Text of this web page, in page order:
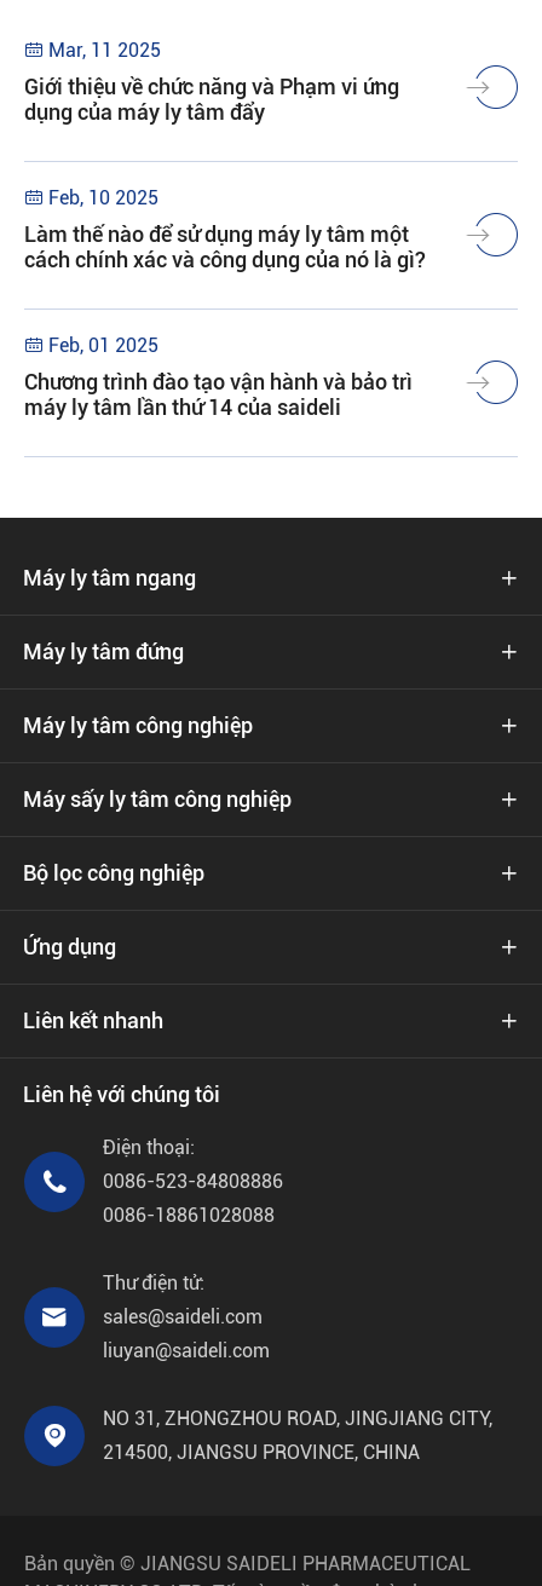
 Mar, 11 2025
Giới thiệu về chức năng và Phạm vi ứng
dụng của máy ly tâm đẩy
 Feb, 10 2025
Làm thế nào để sử dụng máy ly tâm một
cách chính xác và công dụng của nó là gì?
 Feb, 01 2025
Chương trình đào tạo vận hành và bảo trì
máy ly tâm lần thứ 14 của saideli
Máy ly tâm ngang 
Máy ly tâm đứng 
Máy ly tâm công nghiệp 
Máy sấy ly tâm công nghiệp 
Bộ lọc công nghiệp 
Ứng dụng 
Liên kết nhanh 
Liên hệ với chúng tôi

Điện thoại:
0086-523-84808886
0086-18861028088

Thư điện tử:
sales@saideli.com
liuyan@saideli.com

NO 31, ZHONGZHOU ROAD, JINGJIANG CITY,
214500, JIANGSU PROVINCE, CHINA
Bản quyền © JIANGSU SAIDELI PHARMACEUTICAL